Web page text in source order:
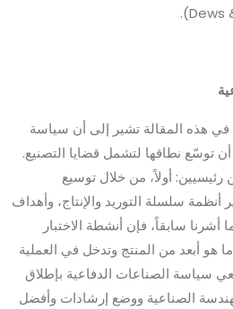
في هذه المقالة تشير إلى أن سياسة
توسّع نطاقها لتشمل قضايا التصنيع.
أولاً، من خلال توسيع
سلسلة التوريد والإنتاج، وأهداف
أشرنا سابقاً، فإن أنشطة الاختبار
هو أبعد من المنتج وتدخل في العملية
سياسة الصناعات الدفاعية بإطلاق
الصناعية ووضع إرشادات وأفضل